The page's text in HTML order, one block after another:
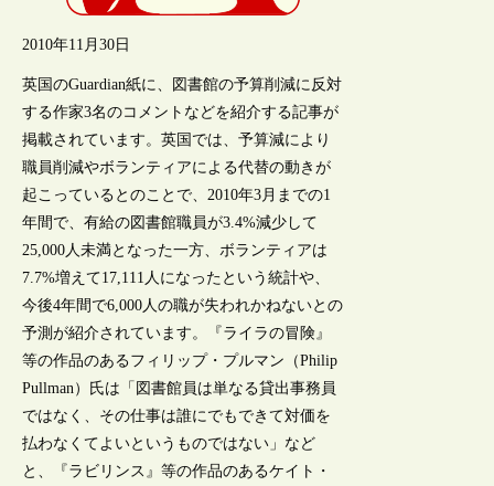
2010年11月30日
英国のGuardian紙に、図書館の予算削減に反対
する作家3名のコメントなどを紹介する記事が
掲載されています。英国では、予算減により
職員削減やボランティアによる代替の動きが
起こっているとのことで、2010年3月までの1
年間で、有給の図書館職員が3.4%減少して
25,000人未満となった一方、ボランティアは
7.7%増えて17,111人になったという統計や、
今後4年間で6,000人の職が失われかねないとの
予測が紹介されています。『ライラの冒険』
等の作品のあるフィリップ・プルマン（Philip
Pullman）氏は「図書館員は単なる貸出事務員
ではなく、その仕事は誰にでもできて対価を
払わなくてよいというものではない」など
と、『ラビリンス』等の作品のあるケイト・